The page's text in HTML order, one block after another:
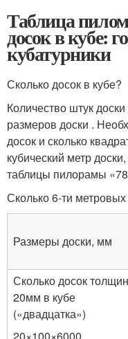
Таблица
досок в кубе:
кубатурники
Сколько досок в кубе?
Количество штук
размеров доски .
досок и сколько
кубический метр
таблицы пилорамы
Сколько 6-ти
Размеры доски, мм
Сколько досок
20мм в кубе
(«двадцатка»)